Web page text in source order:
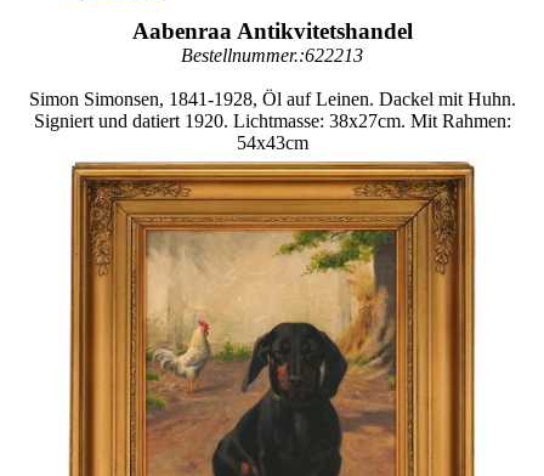
Aabenraa Antikvitetshandel
Bestellnummer.:622213
Simon Simonsen, 1841-1928, Öl auf Leinen. Dackel mit Huhn.
Signiert und datiert 1920. Lichtmasse: 38x27cm. Mit Rahmen:
54x43cm